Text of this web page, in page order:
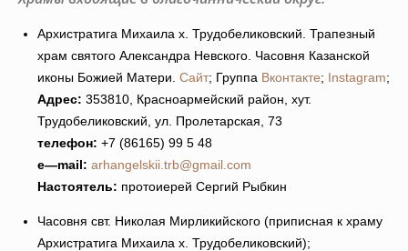
Архистратига Михаила х. Трудобеликовский. Трапезный
храм святого Александра Невского. Часовня Казанской
иконы Божией Матери. Сайт; Группа Вконтакте; Instagram;
Адрес: 353810, Красноармейский район, хут.
Трудобеликовский, ул. Пролетарская, 73
телефон: +7 (86165) 99 5 48
e—mail: arhangelskii.trb@gmail.com
Настоятель: протоиерей Сергий Рыбкин
Часовня свт. Николая Мирликийского (приписная к храму
Архистратига Михаила х. Трудобеликовский);